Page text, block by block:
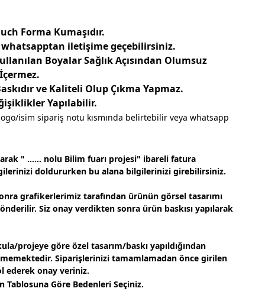
Forma Kumaşıdır.
iletişime geçebilirsiniz.
Boyalar Sağlık Açısından Olumsuz
ve Kaliteli Olup Çıkma Yapmaz.
Yapılabilir.
isim sipariş notu kısmında belirtebilir veya whatsapp
" ...... nolu Bilim fuarı projesi" ibareli fatura
doldururken bu alana bilgilerinizi girebilirsiniz.
grafikerlerimiz tarafından ürünün görsel tasarımı
Siz onay verdikten sonra ürün baskısı yapılarak
projeye göre özel tasarım/baskı yapıldığından
Siparişlerinizi tamamlamadan önce girilen
onay veriniz.
Tablosuna Göre Bedenleri Seçiniz.